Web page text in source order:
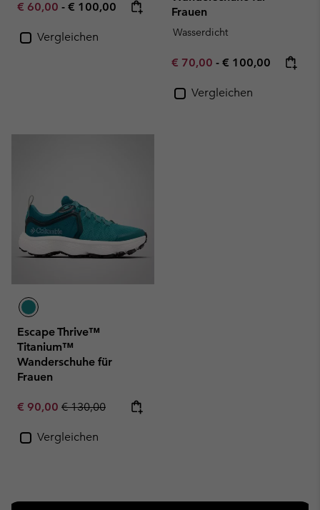
Minimum sale price:
€ 60,00 - Maximum price:
€ 100,00
Vergleichen
Frauen
Wasserdicht
Minimum sale price:
€ 70,00 - Maximum price:
€ 100,00
Vergleichen
Escape Thrive™
Titanium™
Wanderschuhe für
Frauen
Sale price:
€ 90,00 Regular price:
€ 130,00
Vergleichen